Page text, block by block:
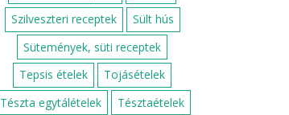
Szilveszteri receptek
Sült hús
Sütemények, süti receptek
Tepsis ételek
Tojásételek
Tészta egytálételek
Tésztaételek